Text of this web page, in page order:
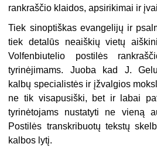
rankraščio klaidos, apsirikimai ir
Tiek sinoptiškas evangelijų ir
tiek detalūs neaiškių vietų
Volfenbiutelio postilės
tyrinėjimams. Juoba kad J.
kalbų specialistės ir įžvalgios
ne tik visapusiški, bet ir labai
tyrinėtojams nustatyti ne vieną
Postilės transkribuotų tekstų
kalbos lytį.